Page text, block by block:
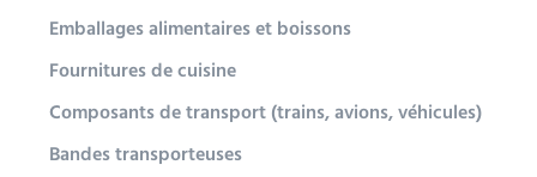
Emballages alimentaires et boissons
Fournitures de cuisine
Composants de transport (trains, avions, véhicules)
Bandes transporteuses